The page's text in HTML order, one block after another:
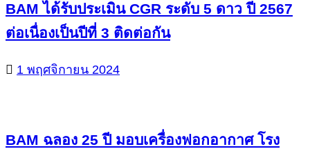
BAM ได้รับประเมิน CGR ระดับ 5 ดาว ปี 2567
ต่อเนื่องเป็นปีที่ 3 ติดต่อกัน
1 พฤศจิกายน 2024
BAM ฉลอง 25 ปี มอบเครื่องฟอกอากาศ โรง